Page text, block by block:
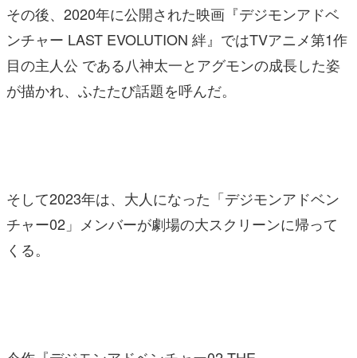
その後、2020年に公開された映画『デジモンアドベ
ンチャー LAST EVOLUTION 絆』ではTVアニメ第1作
目の主人公 である八神太一とアグモンの成長した姿
が描かれ、ふたたび話題を呼んだ。
そして2023年は、大人になった「デジモンアドベン
チャー02」メンバーが劇場の大スクリーンに帰って
くる。